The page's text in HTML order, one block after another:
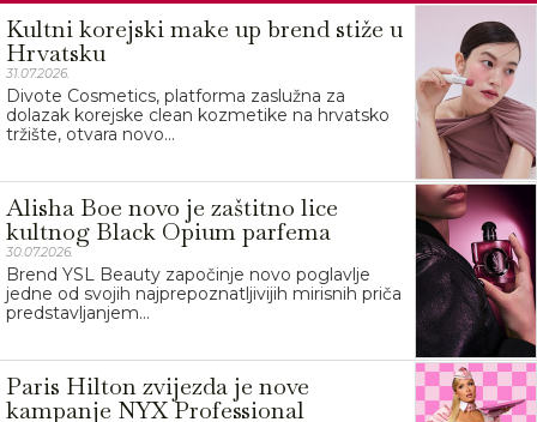
Kultni korejski make up brend stiže u
Hrvatsku
31.07.2026.
Divote Cosmetics, platforma zaslužna za
dolazak korejske clean kozmetike na hrvatsko
tržište, otvara novo...
Alisha Boe novo je zaštitno lice
kultnog Black Opium parfema
30.07.2026.
Brend YSL Beauty započinje novo poglavlje
jedne od svojih najprepoznatljivijih mirisnih priča
predstavljanjem...
Paris Hilton zvijezda je nove
kampanje NYX Professional